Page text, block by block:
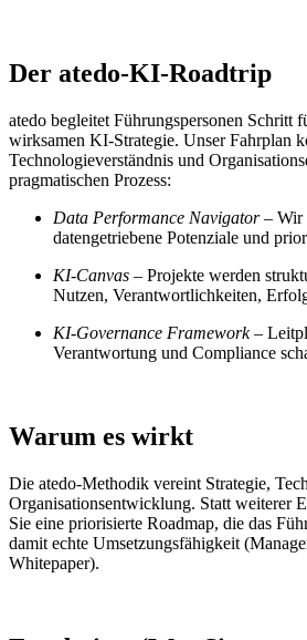
Der atedo-KI-Roadtrip
atedo begleitet Führungspersonen Schritt
wirksamen KI‑Strategie. Unser Fahrplan
Technologieverständnis und
pragmatischen Prozess:
Data Performance Navigator– Wir
datengetriebene Potenziale und
KI‑Canvas – Projekte werden
Nutzen, Verantwortlichkeiten,
KI‑Governance Framework–
Verantwortung und Compliance
Warum es wirkt
Die atedo‑Methodik vereint Strategie,
Organisationsentwicklung. Statt weiterer
Sie eine priorisierte Roadmap, die das
damit echte Umsetzungsfähigkeit
Whitepaper).